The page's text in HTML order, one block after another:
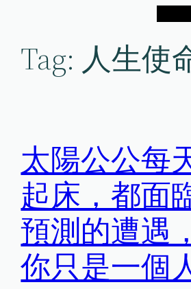
Tag: 人生使
太陽公公每
起床，都面
預測的遭遇
你只是一個